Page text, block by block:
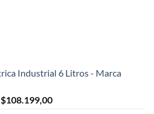
Industrial 6 Litros - Marca
El
$108.199,00El